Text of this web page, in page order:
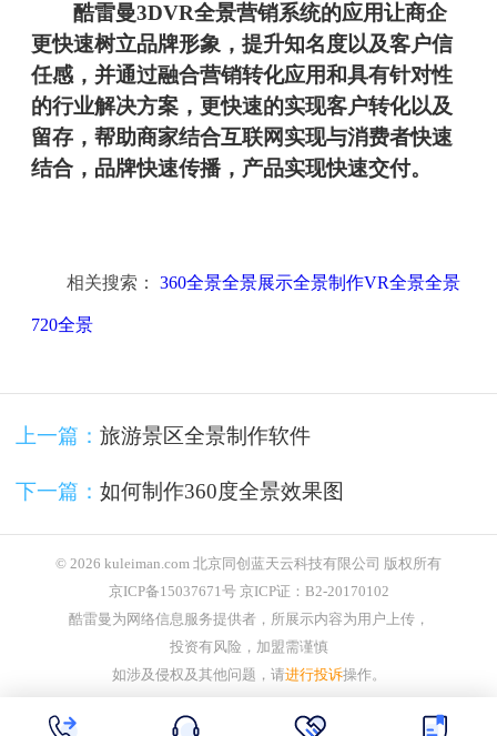
酷雷曼3DVR全景营销系统的应用让商企
更快速树立品牌形象，提升知名度以及客户信
任感，并通过融合营销转化应用和具有针对性
的行业解决方案，更快速的实现客户转化以及
留存，帮助商家结合互联网实现与消费者快速
结合，品牌快速传播，产品实现快速交付。
相关搜索： 360全景全景展示全景制作VR全景全景
720全景
上一篇： 旅游景区全景制作软件
下一篇： 如何制作360度全景效果图
© 2026 kuleiman.com 北京同创蓝天云科技有限公司 版权所有
京ICP备15037671号 京ICP证：B2-20170102
酷雷曼为网络信息服务提供者，所展示内容为用户上传，
投资有风险，加盟需谨慎
如涉及侵权及其他问题，请进行投诉操作。